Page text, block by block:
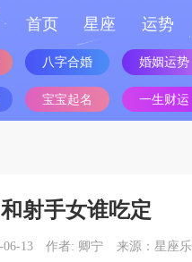
首页 星座 运势
八字合婚 婚姻运势
宝宝起名 一生财运
射手女谁吃定
06-13 作者: 卿宁 来源：星座乐